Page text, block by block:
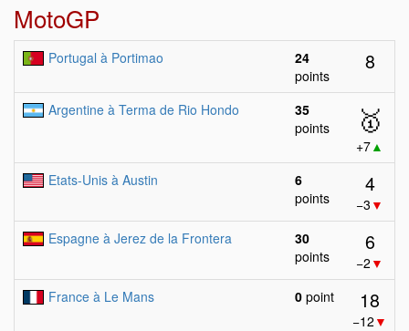
MotoGP
Portugal à Portimao
24
points
8
Argentine à Terma de Rio Hondo
35
points
🥇
+7▲
Etats-Unis à Austin
6
points
4
−3 ▼
Espagne à Jerez de la Frontera
30
points
6
−2 ▼
France à Le Mans
0 point 18
−12 ▼